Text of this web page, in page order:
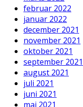
februar 2022
januar 2022
december 2021
november 2021
oktober 2021
september 2021
august 2021
juli 2021
juni 2021
maj 2021